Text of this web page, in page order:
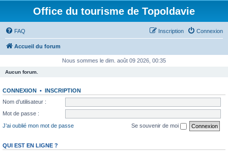
Office du tourisme de Topoldavie
FAQ Connexion
Inscription
Accueil du forum
Nous sommes le dim. août 09 2026, 00:35
Aucun forum.
CONNEXION • INSCRIPTION
Nom d’utilisateur :
Mot de passe :
J’ai oublié mon mot de passe
Se souvenir de moi
QUI EST EN LIGNE ?